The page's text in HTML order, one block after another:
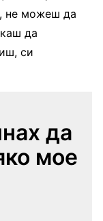
не можеш да
да
си
да
мое